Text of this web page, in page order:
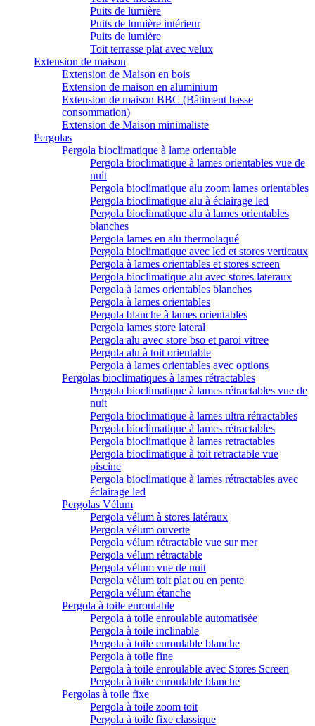
Puits de lumière
Puits de lumière intérieur
Puits de lumière
Toit terrasse plat avec velux
Extension de maison
Extension de Maison en bois
Extension de maison en aluminium
Extension de maison BBC (Bâtiment basse
consommation)
Extension de Maison minimaliste
Pergolas
Pergola bioclimatique à lame orientable
Pergola bioclimatique à lames orientables vue de
nuit
Pergola bioclimatique alu zoom lames orientables
Pergola bioclimatique alu à éclairage led
Pergola bioclimatique alu à lames orientables
blanches
Pergola lames en alu thermolaqué
Pergola bioclimatique avec led et stores verticaux
Pergola à lames orientables et stores screen
Pergola bioclimatique alu avec stores lateraux
Pergola à lames orientables blanches
Pergola à lames orientables
Pergola blanche à lames orientables
Pergola lames store lateral
Pergola alu avec store bso et paroi vitree
Pergola alu à toit orientable
Pergola à lames orientables avec options
Pergolas bioclimatiques à lames rétractables
Pergola bioclimatique à lames rétractables vue de
nuit
Pergola bioclimatique à lames ultra rétractables
Pergola bioclimatique à lames rétractables
Pergola bioclimatique à lames retractables
Pergola bioclimatique à toit retractable vue
piscine
Pergola bioclimatique à lames rétractables avec
éclairage led
Pergolas Vélum
Pergola vélum à stores latéraux
Pergola vélum ouverte
Pergola vélum rétractable vue sur mer
Pergola vélum rétractable
Pergola vélum vue de nuit
Pergola vélum toit plat ou en pente
Pergola vélum étanche
Pergola à toile enroulable
Pergola à toile enroulable automatisée
Pergola à toile inclinable
Pergola à toile enroulable blanche
Pergola à toile fine
Pergola à toile enroulable avec Stores Screen
Pergola à toile enroulable blanche
Pergolas à toile fixe
Pergola à toile zoom toit
Pergola à toile fixe classique